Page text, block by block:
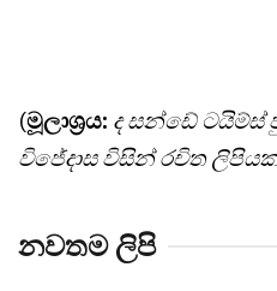
(මූලාශ්‍රය: ද සන්ඩේ ටයිම්ස්
විජේදාස විසින් රචිත
නවතම ලිපි